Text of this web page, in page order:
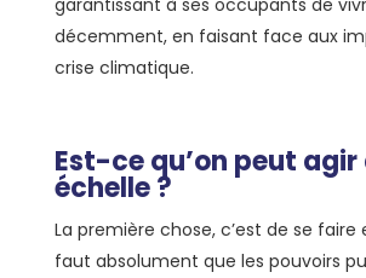
décemment, en faisant face aux
crise climatique.
Est-ce qu’on peut
échelle ?
La première chose, c’est de se faire
faut absolument que les pouvoirs